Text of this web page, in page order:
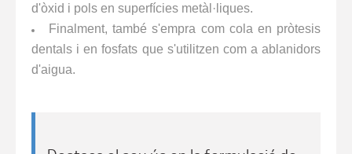
d'òxid i pols en superfícies metàl·liques.
Finalment, també s'empra com cola en pròtesis
dentals i en fosfats que s'utilitzen com a ablanidors
d'aigua.